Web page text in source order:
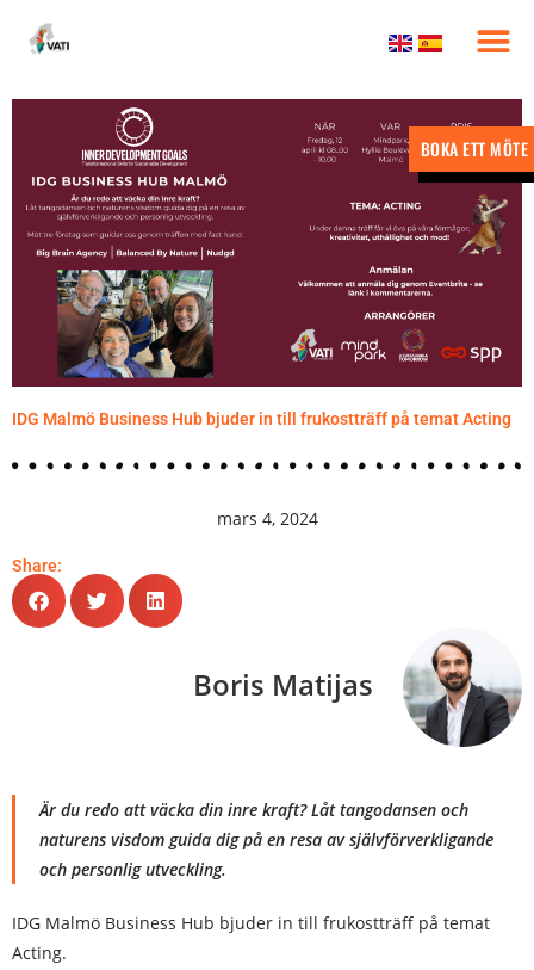
BOKA ETT MÖTE
IDG Malmö Business Hub bjuder in till frukostträff på temat Acting
mars 4, 2024
Share:
Boris Matijas
Är du redo att väcka din inre kraft? Låt tangodansen och
naturens visdom guida dig på en resa av självförverkligande
och personlig utveckling.
IDG Malmö Business Hub bjuder in till frukostträff på temat
Acting.